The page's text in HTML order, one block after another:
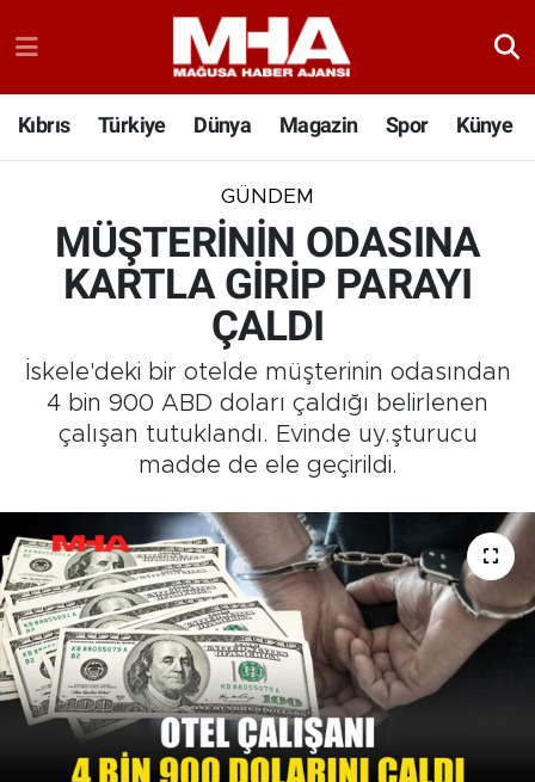
Kıbrıs Türkiye Dünya Magazin Spor Künye
GÜNDEM
MÜŞTERİNİN ODASINA
KARTLA GİRİP PARAYI
ÇALDI
İskele'deki bir otelde müşterinin odasından
4 bin 900 ABD doları çaldığı belirlenen
çalışan tutuklandı. Evinde uy.şturucu
madde de ele geçirildi.